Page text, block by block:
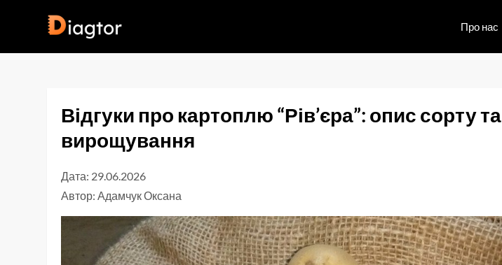
Про нас
Відгуки про картоплю “Рів’єра”: опис сорту та
вирощування
Дата: 29.06.2026
Автор:Адамчук Оксана